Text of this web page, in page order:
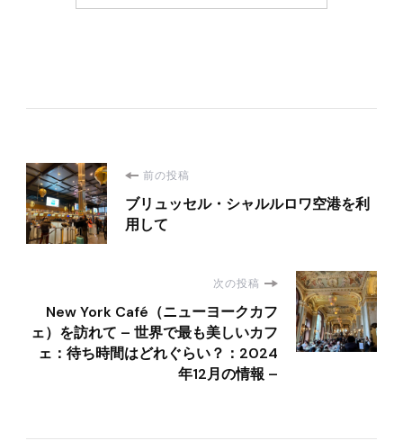
投
稿
ビ
ゲ
前の投稿
ブリュッセル・シャルルロワ空港を利
用して
次の投稿
New York Café（ニューヨークカフ
ェ）を訪れて – 世界で最も美しいカフ
ェ：待ち時間はどれぐらい？：2024
年12月の情報 –